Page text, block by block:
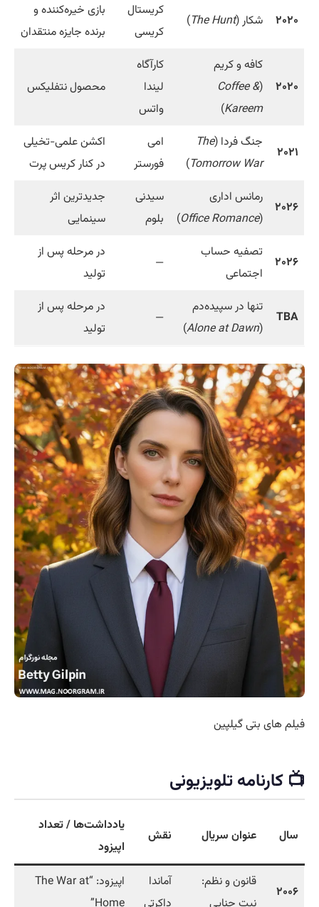
۲۰۲۰ شکار (The Hunt
)
کریستال
کریسی
بازی خیره‌کننده و
برنده جایزه منتقدان
۲۰۲۰
کافه و کریم
(
Coffee &
Kareem
)
کارآگاه
لیندا
واتس
محصول نتفلیکس
۲۰۲۱
جنگ فردا (The
Tomorrow War
)
امی
فورستر
اکشن علمی-تخیلی
در کنار کریس پرت
۲۰۲۶
رمانس اداری
(
Office Romance
)
سیدنی
بلوم
جدیدترین اثر
سینمایی
۲۰۲۶
تصفیه حساب
اجتماعی
—
در مرحله پس از
تولید
TBA
تنها در سپیده‌دم
(
Alone at Dawn
)
—
در مرحله پس از
تولید
فیلم های بتی گیلپین
📺 کارنامه تلویزیونی
سال عنوان سریال نقش
یادداشت‌ها / تعداد
اپیزود
۲۰۰۶
قانون و نظم:
آماندا
اپیزود: “The War at